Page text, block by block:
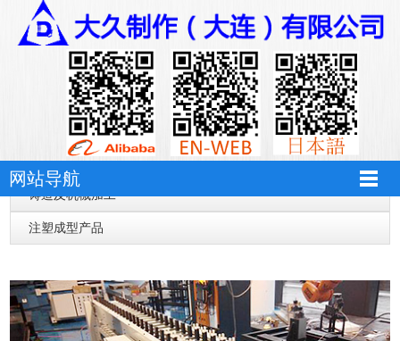
hth华体育app官网登录
网站导航
hth华体育app官网登录-hth华体育（中国）
铸造及机械加工
注塑成型产品